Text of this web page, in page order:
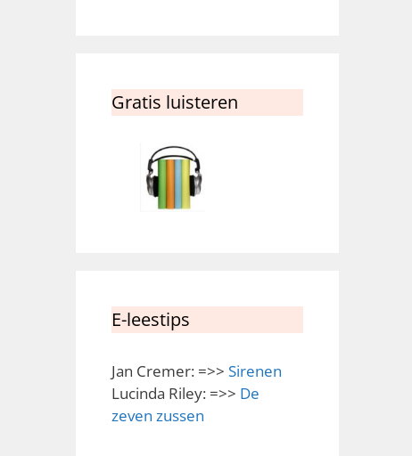
Gratis luisteren
E-leestips
Jan Cremer: =>> Sirenen
Lucinda Riley: =>> De
zeven zussen